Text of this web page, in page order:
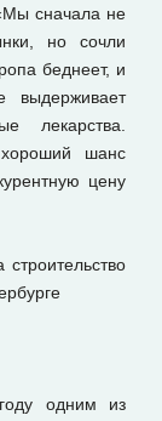
сначала не
но сочли
беднеет, и
выдерживает
лекарства.
шанс
цену
одним из